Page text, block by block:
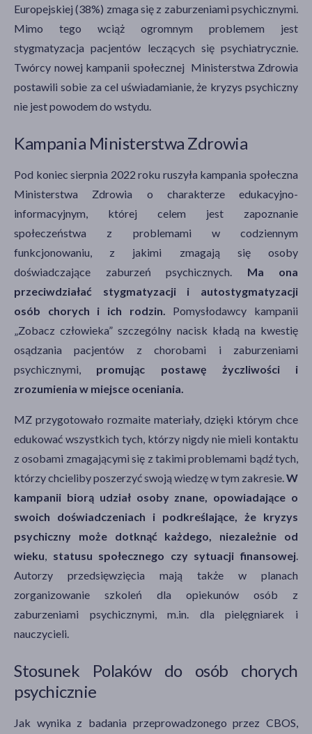
Europejskiej (38%) zmaga się z zaburzeniami psychicznymi.
Mimo tego wciąż ogromnym problemem jest
stygmatyzacja pacjentów leczących się psychiatrycznie.
Twórcy nowej kampanii społecznej Ministerstwa Zdrowia
postawili sobie za cel uświadamianie, że kryzys psychiczny
nie jest powodem do wstydu.
Kampania Ministerstwa Zdrowia
Pod koniec sierpnia 2022 roku ruszyła kampania społeczna
Ministerstwa Zdrowia o charakterze edukacyjno-
informacyjnym, której celem jest zapoznanie
społeczeństwa z problemami w codziennym
funkcjonowaniu, z jakimi zmagają się osoby
doświadczające zaburzeń psychicznych. Ma ona
przeciwdziałać stygmatyzacji i autostygmatyzacji
osób chorych i ich rodzin.
Pomysłodawcy kampanii
„Zobacz człowieka” szczególny nacisk kładą na kwestię
osądzania pacjentów z chorobami i zaburzeniami
psychicznymi, promując postawę życzliwości i
zrozumienia w miejsce oceniania.
MZ przygotowało rozmaite materiały, dzięki którym chce
edukować wszystkich tych, którzy nigdy nie mieli kontaktu
z osobami zmagającymi się z takimi problemami bądź tych,
którzy chcieliby poszerzyć swoją wiedzę w tym zakresie. W
kampanii biorą udział osoby znane, opowiadające o
swoich doświadczeniach i podkreślające, że kryzys
psychiczny może dotknąć każdego, niezależnie od
wieku
statusu społecznego czy sytuacji finansowej
Autorzy przedsięwzięcia mają także w planach
zorganizowanie szkoleń dla opiekunów osób z
zaburzeniami psychicznymi, m.in. dla pielęgniarek i
nauczycieli.
Stosunek Polaków do osób chorych
psychicznie
Jak wynika z badania przeprowadzonego przez CBOS,